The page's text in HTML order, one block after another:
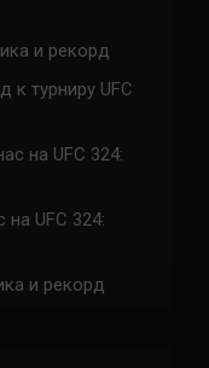
и рекорд
к турниру UFC
на UFC 324:
UFC 324:
и рекорд